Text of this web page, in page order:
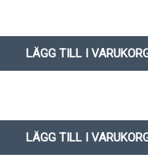
LÄGG TILL I
LÄGG TILL I